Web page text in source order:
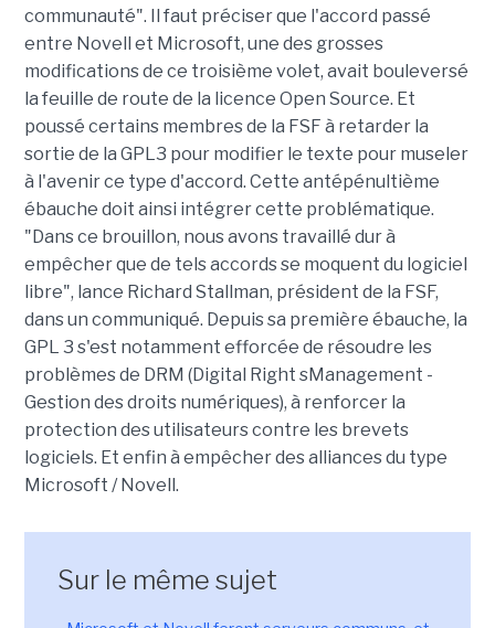
communauté". Il faut préciser que l'accord passé
entre Novell et Microsoft, une des grosses
modifications de ce troisième volet, avait bouleversé
la feuille de route de la licence Open Source. Et
poussé certains membres de la FSF à retarder la
sortie de la GPL3 pour modifier le texte pour museler
à l'avenir ce type d'accord. Cette antépénultième
ébauche doit ainsi intégrer cette problématique.
"Dans ce brouillon, nous avons travaillé dur à
empêcher que de tels accords se moquent du logiciel
libre", lance Richard Stallman, président de la FSF,
dans un communiqué. Depuis sa première ébauche, la
GPL 3 s'est notamment efforcée de résoudre les
problèmes de DRM (Digital Right sManagement -
Gestion des droits numériques), à renforcer la
protection des utilisateurs contre les brevets
logiciels. Et enfin à empêcher des alliances du type
Microsoft / Novell.
Sur le même sujet